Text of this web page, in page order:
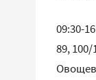
09:30-
89, 100/